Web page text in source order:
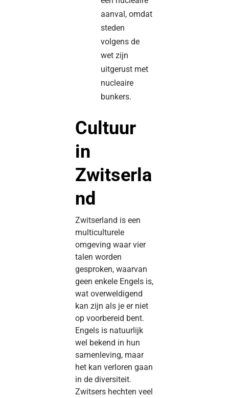
aanval, omdat
steden
volgens de
wet zijn
uitgerust met
nucleaire
bunkers.
Cultuur
in
Zwitserla
nd
Zwitserland is een
multiculturele
omgeving waar vier
talen worden
gesproken, waarvan
geen enkele Engels is,
wat overweldigend
kan zijn als je er niet
op voorbereid bent.
Engels is natuurlijk
wel bekend in hun
samenleving, maar
het kan verloren gaan
in de diversiteit.
Zwitsers hechten veel